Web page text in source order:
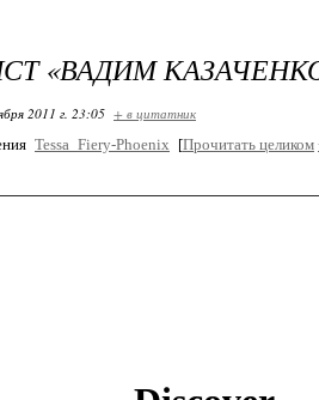
«ВАДИМ
2011 г. 23:05 + в цитатник
Tessa_Fiery-Phoenix [Прочитать целиком